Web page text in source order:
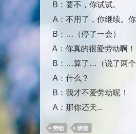
B：要不，你试试。
A：不用了，你继续。
B：…（停了一会）
A：你真的很爱劳动啊！
B：…算了…（说了两个
A：什么？
B：我才不爱劳动呢！
A：那你还天...
劳动 班级